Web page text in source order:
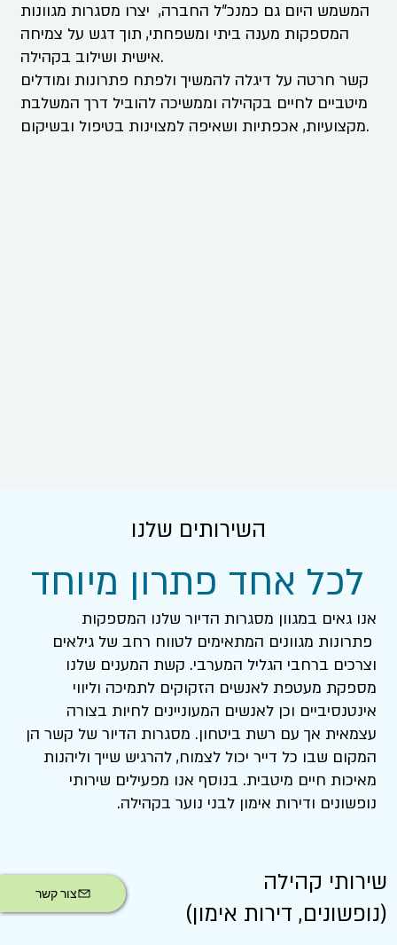
המשמש היום גם כמנכ"ל החברה, יצרו מסגרות מגוונות
המספקות מענה ביתי ומשפחתי, תוך דגש על צמיחה
אישית ושילוב בקהילה.
קשר חרטה על דיגלה להמשיך ולפתח פתרונות ומודלים
מיטביים לחיים בקהילה וממשיכה להוביל דרך המשלבת
מקצועיות, אכפתיות ושאיפה למצוינות בטיפול ובשיקום.
שירותי קהילה
(נופשונים, דירות אימון)
השירותים שלנו
לכל אחד פתרון מיוחד
אנו גאים במגוון מסגרות הדיור שלנו המספקות
פתרונות מגוונים המתאימים לטווח רחב של גילאים
וצרכים ברחבי הגליל המערבי. קשת המענים שלנו
מספקת מעטפת לאנשים הזקוקים לתמיכה וליווי
אינטנסיביים וכן לאנשים המעוניינים לחיות בצורה
עצמאית אך עם רשת ביטחון. מסגרות הדיור של קשר הן
המקום שבו כל דייר יכול לצמוח, להרגיש שייך וליהנות
מאיכות חיים מיטבית. בנוסף אנו מפעילים שירותי
נופשונים ודירות אימון לבני נוער בקהילה.
צור קשר